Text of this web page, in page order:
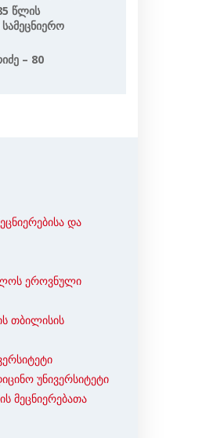
Წლის
– 80
და
ეროვნული
თბილისის
უნივერსიტეტი
მეცნიერებათა